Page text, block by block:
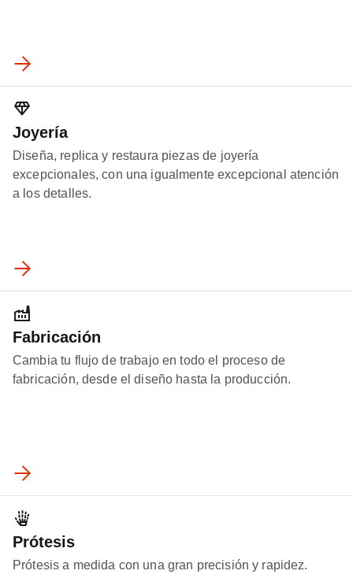
Joyería
Diseña, replica y restaura piezas de joyería
excepcionales, con una igualmente excepcional atención
a los detalles.
Fabricación
Cambia tu flujo de trabajo en todo el proceso de
fabricación, desde el diseño hasta la producción.
Prótesis
Prótesis a medida con una gran precisión y rapidez.